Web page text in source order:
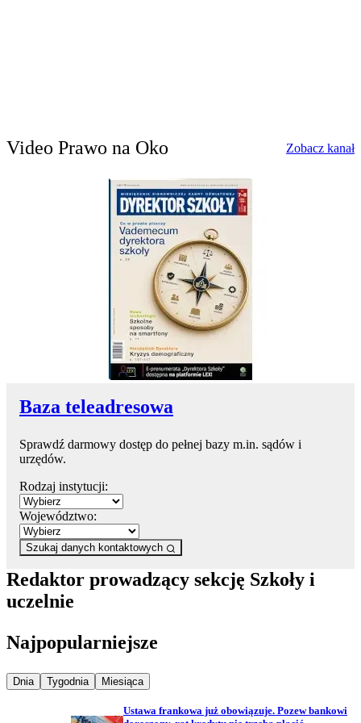
Video Prawo na Oko Zobacz kanał
Baza teleadresowa
Sprawdź darmowy dostęp do pełnej bazy m.in. sądów i
urzędów.
Rodzaj instytucji:
Województwo:
Szukaj danych kontaktowych
Redaktor prowadzący sekcję Szkoły i
uczelnie
Najpopularniejsze
Najpopularniejsze wiadomości z
Dnia Najpopularniejsze wiadomości z
Tygodnia Najpopularniejsze wiadomości z
Miesiąca
Ustawa frankowa już obowiązuje. Pozew bankowi